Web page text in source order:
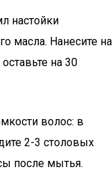
настойки
масла. Нанесите на
на 30
волос: в
2-3 столовых
после мытья.